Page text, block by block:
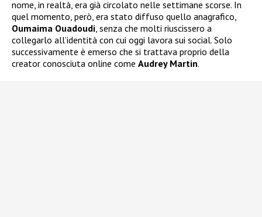
nome, in realtà, era già circolato nelle settimane scorse. In
quel momento, però, era stato diffuso quello anagrafico,
Oumaima Ouadoudi, senza che molti riuscissero a
collegarlo all’identità con cui oggi lavora sui social. Solo
successivamente è emerso che si trattava proprio della
creator conosciuta online come Audrey Martin.